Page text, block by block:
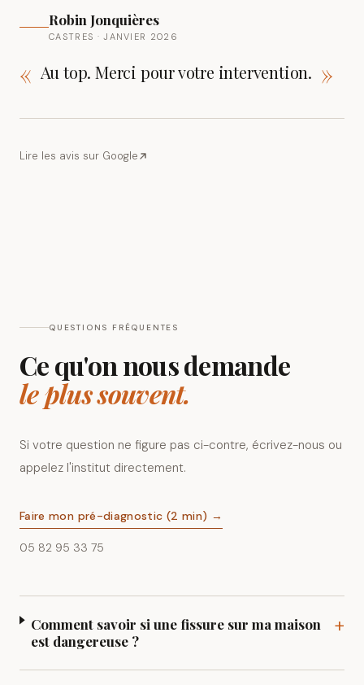
Robin Jonquières
CASTRES · JANVIER 2026
« Au top. Merci pour votre intervention. »
Lire les avis sur Google
QUESTIONS FRÉQUENTES
Ce qu'on nous demande
le plus souvent.
Si votre question ne figure pas ci-contre, écrivez-nous ou
appelez l'institut directement.
Faire mon pré-diagnostic (2 min) →
05 82 95 33 75
Comment savoir si une fissure sur ma maison
est dangereuse ?
+